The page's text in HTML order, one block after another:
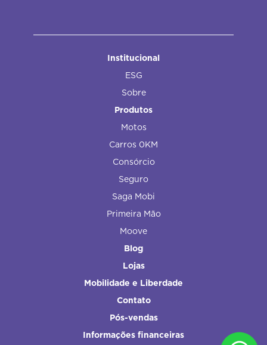
Institucional
ESG
Sobre
Produtos
Motos
Carros 0KM
Consórcio
Seguro
Saga Mobi
Primeira Mão
Moove
Blog
Lojas
Mobilidade e Liberdade
Contato
Pós-vendas
Informações financeiras